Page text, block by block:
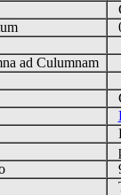
ad Culumnam